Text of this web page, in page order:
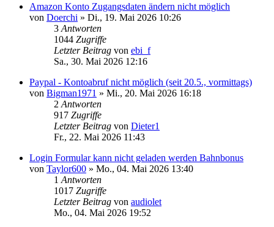
Amazon Konto Zugangsdaten ändern nicht möglich
von Doerchi » Di., 19. Mai 2026 10:26
3 Antworten
1044 Zugriffe
Letzter Beitrag von ebi_f
Sa., 30. Mai 2026 12:16
Paypal - Kontoabruf nicht möglich (seit 20.5., vormittags)
von Bigman1971 » Mi., 20. Mai 2026 16:18
2 Antworten
917 Zugriffe
Letzter Beitrag von Dieter1
Fr., 22. Mai 2026 11:43
Login Formular kann nicht geladen werden Bahnbonus
von Taylor600 » Mo., 04. Mai 2026 13:40
1 Antworten
1017 Zugriffe
Letzter Beitrag von audiolet
Mo., 04. Mai 2026 19:52